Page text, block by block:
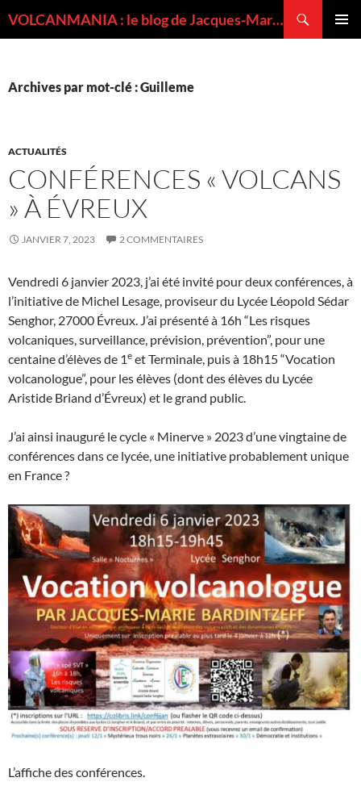
VOLCANMANIA : le blog de Jacques-Marie BARDINTZEFF, volcanologue
Archives par mot-clé : Guilleme
ACTUALITÉS
CONFÉRENCES « VOLCANS
» À ÉVREUX
JANVIER 7, 2023 2 COMMENTAIRES
Vendredi 6 janvier 2023, j’ai été invité pour deux conférences, à
l’initiative de Michel Lesage, proviseur du Lycée Léopold Sédar
Senghor, 27000 Évreux. J’ai présenté à 16h “Les risques
volcaniques, surveillance, prévision, prévention”, pour une
centaine d’élèves de 1e et Terminale, puis à 18h15 “Vocation
volcanologue”, pour les élèves (dont des élèves du Lycée
Aristide Briand d’Évreux) et le grand public.
J’ai ainsi inauguré le cycle « Minerve » 2023 d’une vingtaine de
conférences dans ce lycée, une initiative probablement unique
en France ?
L’affiche des conférences.